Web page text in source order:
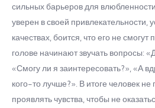
сильных барьеров для
уверен в своей привлекательности,
качествах, боится, что его не
голове начинают звучать вопросы:
«Смогу ли я заинтересовать?», «А
кого-то лучше?». В итоге человек не
проявлять чувства, чтобы не